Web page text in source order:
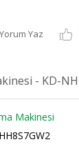
Yorum Yaz
- KD-
Makinesi